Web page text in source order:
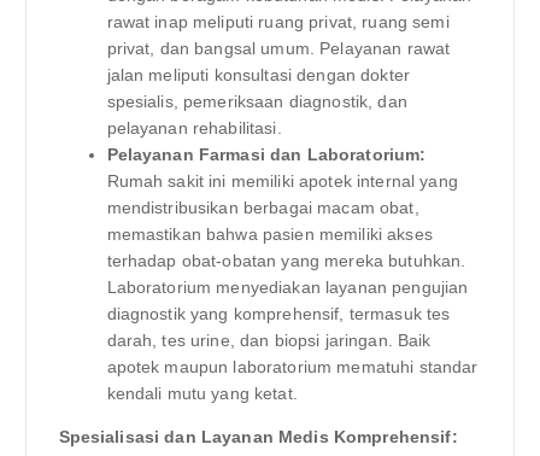
rawat inap meliputi ruang privat, ruang semi
privat, dan bangsal umum. Pelayanan rawat
jalan meliputi konsultasi dengan dokter
spesialis, pemeriksaan diagnostik, dan
pelayanan rehabilitasi.
Pelayanan Farmasi dan Laboratorium:
Rumah sakit ini memiliki apotek internal yang
mendistribusikan berbagai macam obat,
memastikan bahwa pasien memiliki akses
terhadap obat-obatan yang mereka butuhkan.
Laboratorium menyediakan layanan pengujian
diagnostik yang komprehensif, termasuk tes
darah, tes urine, dan biopsi jaringan. Baik
apotek maupun laboratorium mematuhi standar
kendali mutu yang ketat.
Spesialisasi dan Layanan Medis Komprehensif: